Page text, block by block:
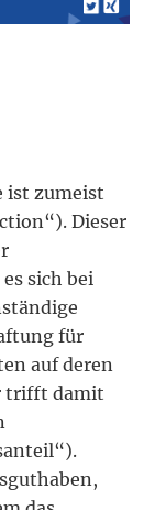
ist zumeist
Dieser
sich bei
für
auf deren
trifft damit